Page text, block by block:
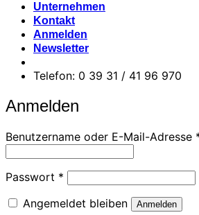
Unternehmen
Kontakt
Anmelden
Newsletter
Telefon: 0 39 31 / 41 96 970
Anmelden
Benutzername oder E-Mail-Adresse
Passwort *
Angemeldet bleiben
Anmelden